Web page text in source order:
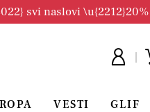
svi naslovi \u{2212}20%
VESTI GLIF